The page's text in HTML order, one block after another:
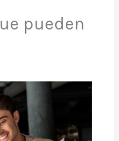
pueden